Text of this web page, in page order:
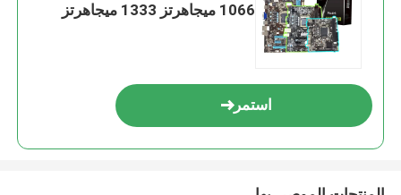
1066 ميجاهرتز 1333 ميجاهرتز
استمر